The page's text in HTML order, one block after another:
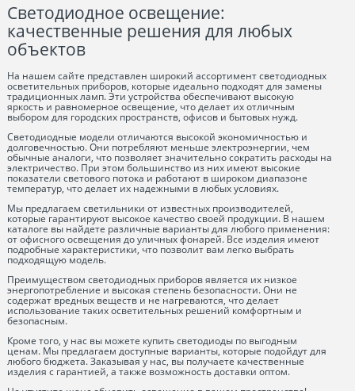
Светодиодное освещение:
качественные решения для любых
объектов
На нашем сайте представлен широкий ассортимент светодиодных
осветительных приборов, которые идеально подходят для замены
традиционных ламп. Эти устройства обеспечивают высокую
яркость и равномерное освещение, что делает их отличным
выбором для городских пространств, офисов и бытовых нужд.
Светодиодные модели отличаются высокой экономичностью и
долговечностью. Они потребляют меньше электроэнергии, чем
обычные аналоги, что позволяет значительно сократить расходы на
электричество. При этом большинство из них имеют высокие
показатели светового потока и работают в широком диапазоне
температур, что делает их надежными в любых условиях.
Мы предлагаем светильники от известных производителей,
которые гарантируют высокое качество своей продукции. В нашем
каталоге вы найдете различные варианты для любого применения:
от офисного освещения до уличных фонарей. Все изделия имеют
подробные характеристики, что позволит вам легко выбрать
подходящую модель.
Преимуществом светодиодных приборов является их низкое
энергопотребление и высокая степень безопасности. Они не
содержат вредных веществ и не нагреваются, что делает
использование таких осветительных решений комфортным и
безопасным.
Кроме того, у нас вы можете купить светодиоды по выгодным
ценам. Мы предлагаем доступные варианты, которые подойдут для
любого бюджета. Заказывая у нас, вы получаете качественные
изделия с гарантией, а также возможность доставки оптом.